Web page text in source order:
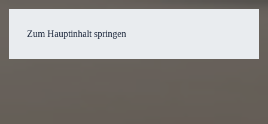
Zum Hauptinhalt springen